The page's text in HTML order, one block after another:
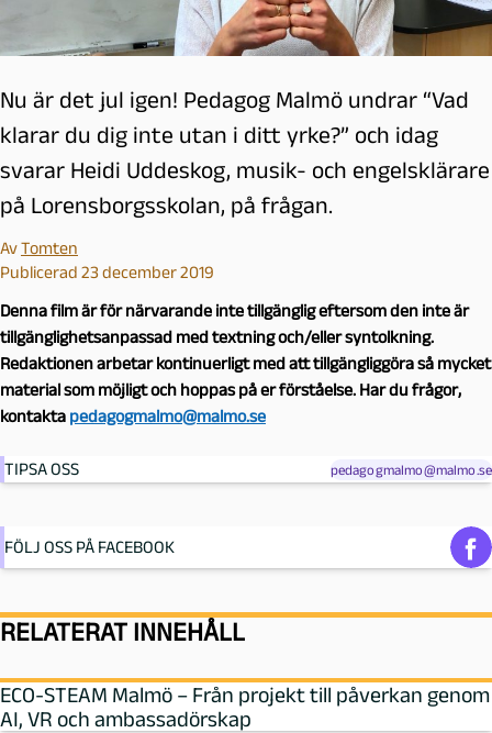
Nu är det jul igen! Pedagog Malmö undrar “Vad
klarar du dig inte utan i ditt yrke?” och idag
svarar Heidi Uddeskog, musik- och engelsklärare
på Lorensborgsskolan, på frågan.
AvTomten
Publicerad 23 december 2019
Denna film är för närvarande inte tillgänglig eftersom den inte är
tillgänglighetsanpassad med textning och/eller syntolkning.
Redaktionen arbetar kontinuerligt med att tillgängliggöra så mycket
material som möjligt och hoppas på er förståelse. Har du frågor,
kontakta pedagogmalmo@malmo.se
TIPSA OSS pedagogmalmo@malmo.se
FÖLJ OSS PÅ FACEBOOK
RELATERAT INNEHÅLL
ECO-STEAM Malmö – Från projekt till påverkan genom
AI, VR och ambassadörskap